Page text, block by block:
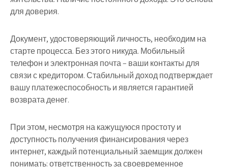
для доверия.
Документ, удостоверяющий личность, необходим на
старте процесса. Без этого никуда. Мобильный
телефон и электронная почта – ваши контакты для
связи с кредитором. Стабильный доход подтверждает
вашу платежеспособность и является гарантией
возврата денег.
При этом, несмотря на кажущуюся простоту и
доступность получения финансирования через
интернет, каждый потенциальный заемщик должен
понимать: ответственность за своевременное